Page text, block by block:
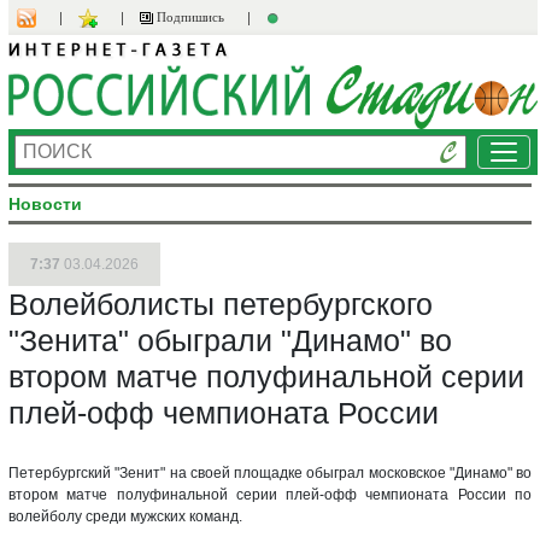
Подпишись
Новости
7:37 03.04.2026
Волейболисты петербургского
"Зенита" обыграли "Динамо" во
втором матче полуфинальной серии
плей-офф чемпионата России
Петербургский "Зенит" на своей площадке обыграл московское "Динамо" во
втором матче полуфинальной серии плей-офф чемпионата России по
волейболу среди мужских команд.